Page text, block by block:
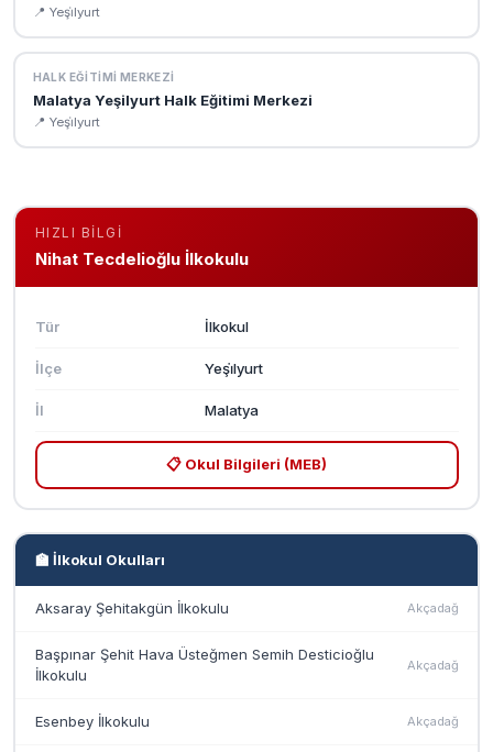
📍 Yeşi̇lyurt
HALK EĞITIMI MERKEZI
Malatya Yeşilyurt Halk Eğitimi Merkezi
📍 Yeşi̇lyurt
HIZLI BILGI
Nihat Tecdelioğlu İlkokulu
Tür İlkokul
İlçe Yeşi̇lyurt
İl Malatya
📋 Okul Bilgileri (MEB)
🏫 İlkokul Okulları
Aksaray Şehitakgün İlkokulu Akçadağ
Başpınar Şehit Hava Üsteğmen Semih Desticioğlu
İlkokulu
Akçadağ
Esenbey İlkokulu Akçadağ